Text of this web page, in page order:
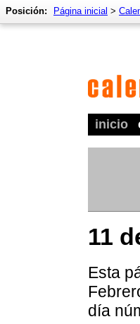
inicio
Posición: Página inicial >
11
Esta
día